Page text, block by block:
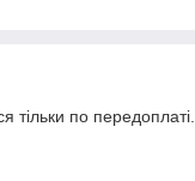
тільки по передоплаті.